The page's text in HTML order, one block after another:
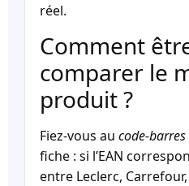
réel.
Comment
comparer le
produit ?
Fiez-vous au code-barres
fiche : si l’EAN
entre Leclerc,